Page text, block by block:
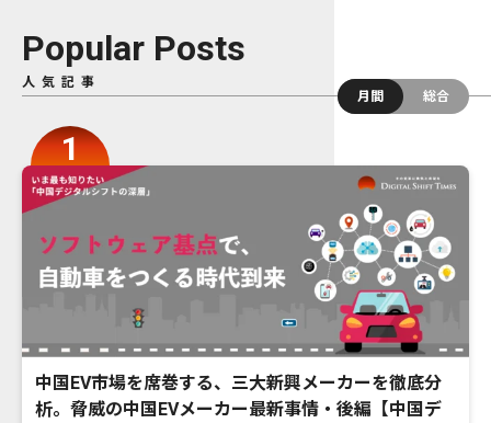
Popular Posts
人気記事
月間
総合
中国EV市場を席巻する、三大新興メーカーを徹底分
析。脅威の中国EVメーカー最新事情・後編【中国デ